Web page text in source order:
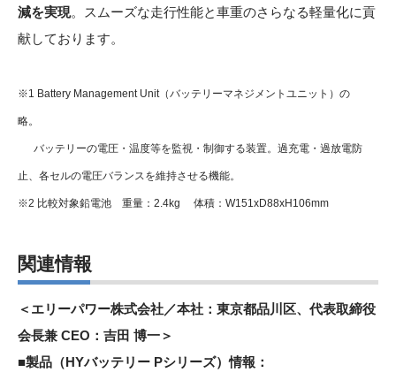
減を実現。スムーズな走行性能と車重のさらなる軽量化に貢
献しております。
※1 Battery Management Unit（バッテリーマネジメントユニット）の
略。
バッテリーの電圧・温度等を監視・制御する装置。過充電・過放電防
止、各セルの電圧バランスを維持させる機能。
※2 比較対象鉛電池 重量：2.4kg 体積：W151xD88xH106mm
関連情報
＜エリーパワー株式会社／本社：東京都品川区、代表取締役
会長兼 CEO：吉田 博一＞
■製品（HYバッテリー Pシリーズ）情報：